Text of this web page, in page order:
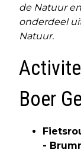
de Natuur
onderdeel
Natuur.
Boer
-